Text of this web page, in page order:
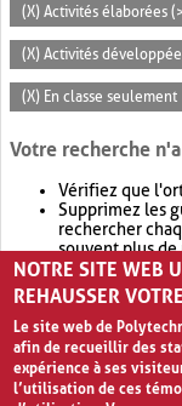
(X) Activités élaborées
(X) Activités
(X) En classe seulement
Votre recherche
Vérifiez que
Supprimez les
rechercher
souvent plus
Envisagez
retournera
NOTRE SITE WEB
REHAUSSER
Le site web de
afin de recueillir des
expérience à ses
l’utilisation de ces